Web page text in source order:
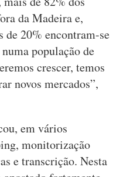
da Madeira e,
de 20% encontram-se
população de
crescer, temos
novos mercados”,
em vários
monitorização
e transcrição. Nesta